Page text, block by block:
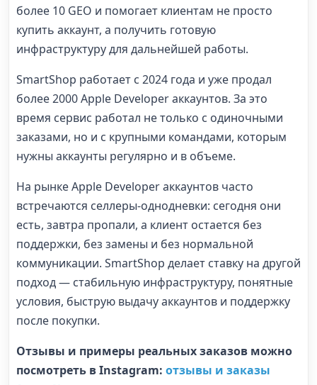
более 10 GEO и помогает клиентам не просто
купить аккаунт, а получить готовую
инфраструктуру для дальнейшей работы.
SmartShop работает с 2024 года и уже продал
более 2000 Apple Developer аккаунтов. За это
время сервис работал не только с одиночными
заказами, но и с крупными командами, которым
нужны аккаунты регулярно и в объеме.
На рынке Apple Developer аккаунтов часто
встречаются селлеры-однодневки: сегодня они
есть, завтра пропали, а клиент остается без
поддержки, без замены и без нормальной
коммуникации. SmartShop делает ставку на другой
подход — стабильную инфраструктуру, понятные
условия, быструю выдачу аккаунтов и поддержку
после покупки.
Отзывы и примеры реальных заказов можно
посмотреть в Instagram: отзывы и заказы